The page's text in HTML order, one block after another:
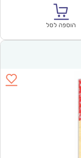
הוספה לסל